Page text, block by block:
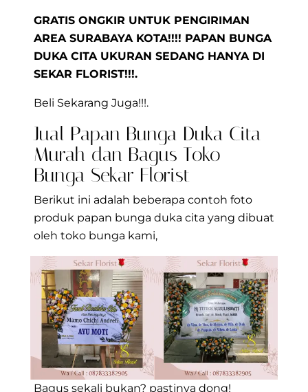
GRATIS ONGKIR UNTUK PENGIRIMAN
AREA SURABAYA KOTA!!!! PAPAN BUNGA
DUKA CITA UKURAN SEDANG HANYA DI
SEKAR FLORIST!!!.
Beli Sekarang Juga!!!.
Jual Papan Bunga Duka Cita
Murah dan Bagus Toko
Bunga Sekar Florist
Berikut ini adalah beberapa contoh foto
produk papan bunga duka cita yang dibuat
oleh toko bunga kami,
Bagus sekali bukan? pastinya dong!